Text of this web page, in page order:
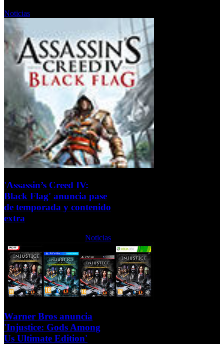
Noticias
'Assassin’s Creed IV:
Black Flag' anuncia pase
de temporada y contenido
extra
Noticias
Warner Bros anuncia
'Injustice: Gods Among
Us Ultimate Edition'